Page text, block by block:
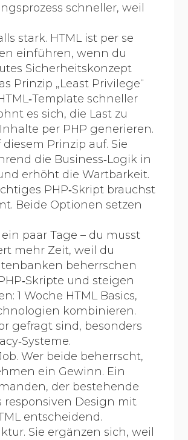
schneller, weil
stark. HTML ist per se
einführen, wenn du
Sicherheitskonzept
Prinzip „Least Privilege“
schneller
es sich, die Last zu
per PHP generieren.
Prinzip auf. Sie
die Business‑Logik in
erhöht die Wartbarkeit.
PHP‑Skript brauchst
Beide Optionen setzen
paar Tage – du musst
mehr Zeit, weil du
beherrschen
und steigen
1 Woche HTML Basics,
kombinieren.
gefragt sind, besonders
Wer beide beherrscht,
ein Gewinn. Ein
der bestehende
responsiven Design mit
entscheidend.
Sie ergänzen sich, weil